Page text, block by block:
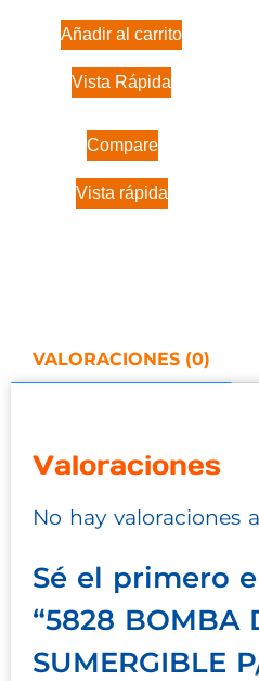
Añadir al carrito
Vista Rápida
Compare
Vista rápida
VALORACIONES (0)
Valoraciones
No hay valoraciones
Sé el primero
“5828 BOMBA
SUMERGIBLE